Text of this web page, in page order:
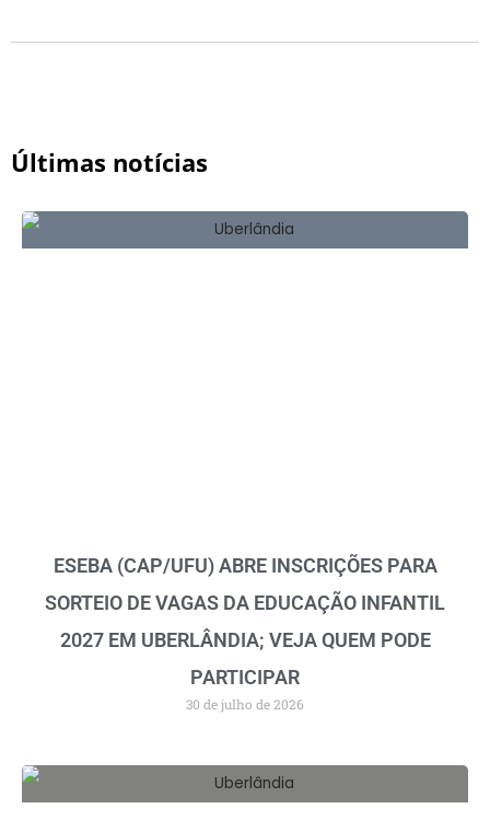
Últimas notícias
ESEBA (CAP/UFU) ABRE INSCRIÇÕES PARA
SORTEIO DE VAGAS DA EDUCAÇÃO INFANTIL
2027 EM UBERLÂNDIA; VEJA QUEM PODE
PARTICIPAR
30 de julho de 2026